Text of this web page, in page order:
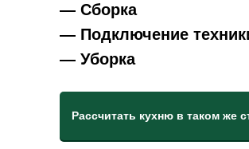
— Сборка
— Подключение
— Уборка
Рассчитать кухню в таком же